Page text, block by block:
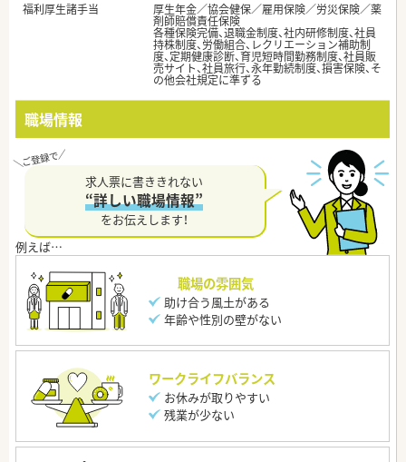
福利厚生諸手当
厚生年金／協会健保／雇用保険／労災保険／薬
剤師賠償責任保険
各種保険完備、退職金制度、社内研修制度、社員
持株制度、労働組合、レクリエーション補助制
度、定期健康診断、育児短時間勤務制度、社員販
売サイト、社員旅行、永年勤続制度、損害保険、そ
の他会社規定に準ずる
職場情報
求人票に書ききれない
“詳しい職場情報”
をお伝えします！
職場の雰囲気
助け合う風土がある
年齢や性別の壁がない
ワークライフバランス
お休みが取りやすい
残業が少ない